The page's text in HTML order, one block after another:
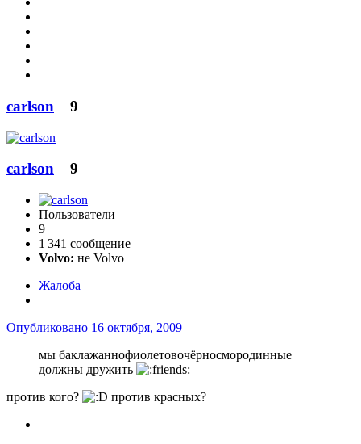
carlson 9
carlson 9
Пользователи
9
1 341 сообщение
Volvo: не Volvo
Жалоба
Опубликовано 16 октября, 2009
мы баклажаннофиолетовочёрносмородинные
должны дружить
против кого?
против красных?